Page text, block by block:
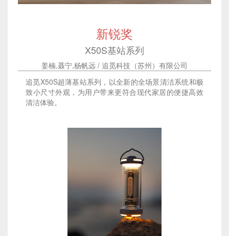
新锐奖
X50S基站系列
姜楠,聂宁,杨帆远 / 追觅科技（苏州）有限公司
追觅X50S超薄基站系列，以全新的全场景清洁系统和极
致小尺寸外观，为用户带来更符合现代家居的便捷高效
清洁体验。